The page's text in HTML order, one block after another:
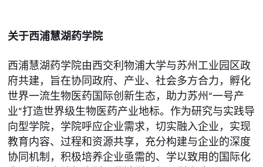
关于西浦慧湖药学院
西浦慧湖药学院由西交利物浦大学与苏州工业园区政
府共建，旨在协同政府、产业、社会多方合力，孵化
世界一流生物医药国际创新生态，助力苏州“一号产
业”打造世界级生物医药产业地标。作为研究与实践导
向型学院，学院呼应企业需求，切实融入企业，实现
教育内容、过程和资源共享，充分构建与企业的深度
协同机制，积极培养企业亟需的、学以致用的国际化